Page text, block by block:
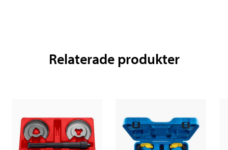
Relaterade produkter